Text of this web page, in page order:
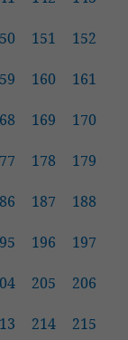
151 152
160 161
169 170
178 179
187 188
196 197
205 206
214 215